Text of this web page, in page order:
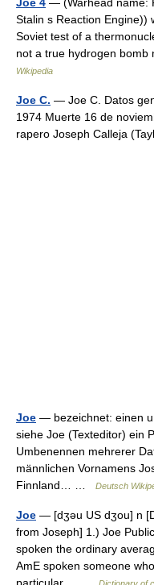
Stalin s Reaction Engine))
Soviet test of a
not a true hydrogen
Wikipedia
Joe C. — Joe C. Datos
1974 Muerte 16 de
rapero Joseph Calleja
Joe — bezeichnet: einen
siehe Joe (Texteditor) ein
Umbenennen mehrerer
männlichen Vornamens
Finnland… …
Deutsch
Joe — [dʒəu US dʒou] n
from Joseph] 1.) Joe
spoken the ordinary
AmE spoken someone